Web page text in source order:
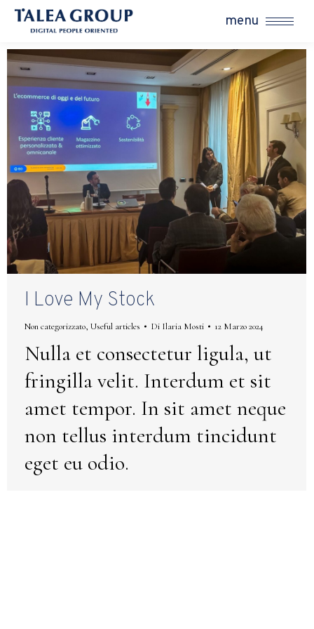
menu
I Love My Stock
Non categorizzato, Useful articles Di Ilaria Mosti 12 Marzo 2024
Nulla et consectetur ligula, ut
fringilla velit. Interdum et sit
amet tempor. In sit amet neque
non tellus interdum tincidunt
eget eu odio.